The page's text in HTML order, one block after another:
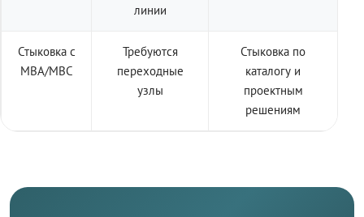
линии
Стыковка с
МВА/МВС
Требуются
переходные
узлы
Стыковка по
каталогу и
проектным
решениям